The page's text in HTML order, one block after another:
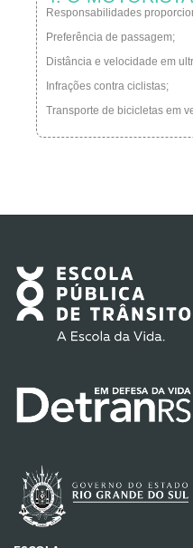
Responsabilidades
Preferência de passagem;
Distância e velocidade em
Infrações contra ciclistas;
Transporte de bicicletas em